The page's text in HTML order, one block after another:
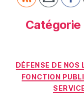
Catégorie
DÉFENSE DE NOS
FONCTION